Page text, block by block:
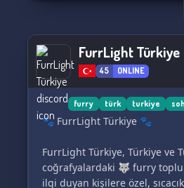
FurrLight Türkiye
45 ONLINE
furry türk turkiye
🐾 FurrLight Türkiye 🐾
FurrLight Türkiye, Türkiye ve
coğrafyalardaki 🐺 furry
ilgi duyan kişilere özel,